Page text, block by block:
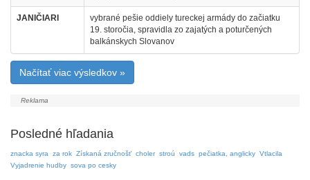
JANIČIARI
vybrané pešie oddiely tureckej armády do začiatku
19. storočia, spravidla zo zajatých a poturčených
balkánskych Slovanov
Načítať viac výsledkov »
Posledné hľadania
znacka syra za rok Získaná zručnošť choler stroú vads pečiatka, anglicky Vtlacila
Vyjadrenie hudby sova po cesky